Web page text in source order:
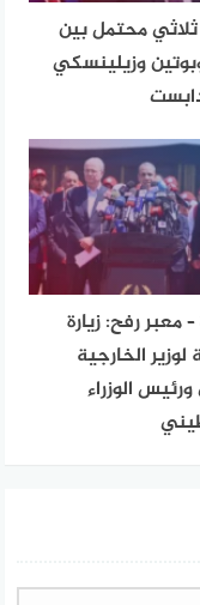
ثلاثي محتمل بين
وزيلينسكي
– معبر رفح: زيارة
الخارجية
الوزراء